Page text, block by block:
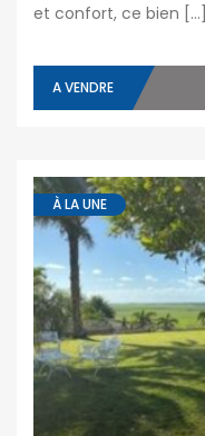
et confort, ce bien […]
A VENDRE
À LA UNE